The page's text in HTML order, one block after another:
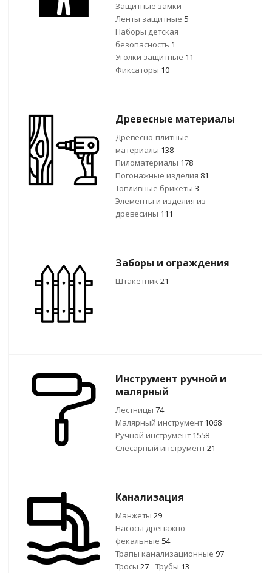
Защитные замки
Ленты защитные 5
Наборы детская
безопасность 1
Уголки защитные 11
Фиксаторы 10
Древесные материалы
Древесно-плитные
материалы 138
Пиломатериалы 178
Погонажные изделия 81
Топливные брикеты 3
Элементы и изделия из
древесины 111
Заборы и ограждения
Штакетник 21
Инструмент ручной и
малярный
Лестницы 74
Малярный инструмент1068
Ручной инcтрумент1558
Слесарный инструмент21
Канализация
Манжеты 29
Насосы дренажно-
фекальные 54
Трапы канализационные 97
Тросы 27 Трубы 13